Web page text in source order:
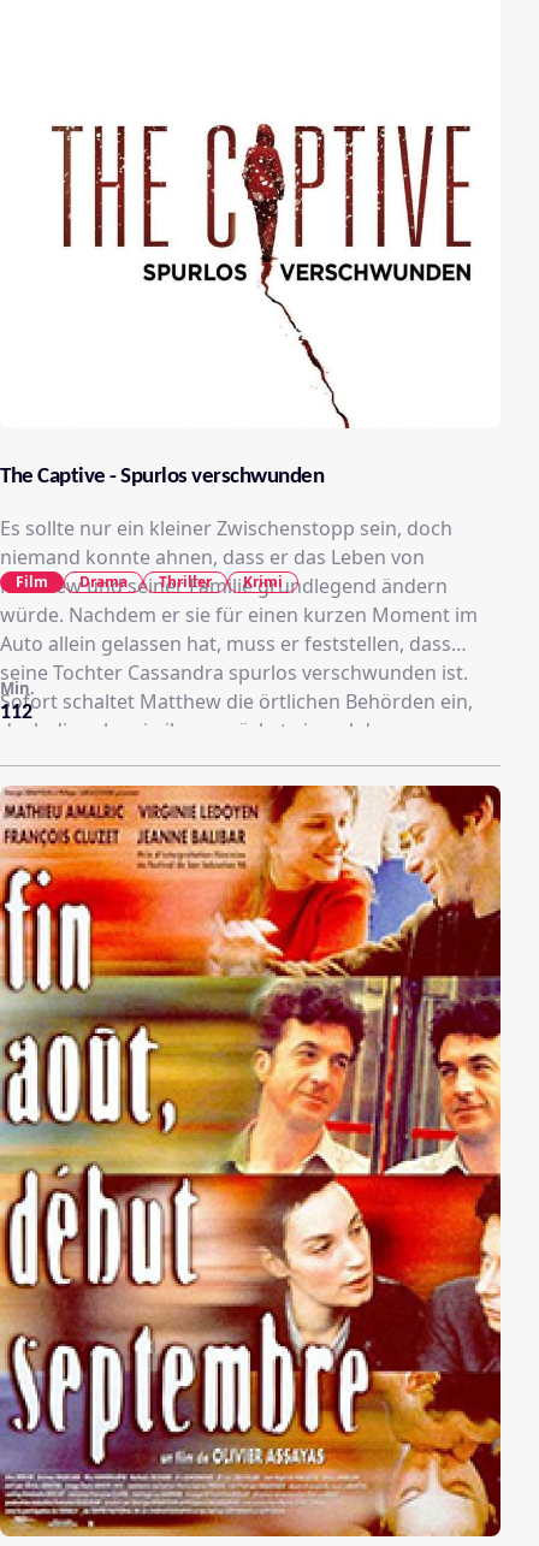
The Captive - Spurlos verschwunden
Es sollte nur ein kleiner Zwischenstopp sein, doch
niemand konnte ahnen, dass er das Leben von
Matthew und seiner Familie grundlegend ändern
würde. Nachdem er sie für einen kurzen Moment im
Auto allein gelassen hat, muss er feststellen, dass
seine Tochter Cassandra spurlos verschwunden ist.
Sofort schaltet Matthew die örtlichen Behörden ein,
doch die sehen in ihm zunächst einmal den
Hauptverdächtigen der Tat. Auch nach acht weiteren
Jahren wird Matthew immer noch zu dem Vorfall
befragt. Neue Spuren sind nur sehr spärlich
hinzugekommen und die Ehe mit seiner Frau Tina hat
stark darunter gelitten. Doch was sie nicht wissen:
Cassandra ist noch am Leben. Und sie versucht
verzweifelt, zu ihrer Familie zurückzukommen…
112
Min.
Film Drama Thriller Krimi